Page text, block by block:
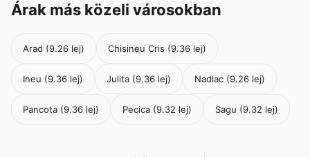
Árak más közeli városokban
Arad (9.26 lej) Chisineu Cris (9.36 lej)
Ineu (9.36 lej) Julita (9.36 lej) Nadlac (9.26 lej)
Pancota (9.36 lej) Pecica (9.32 lej) Sagu (9.32 lej)